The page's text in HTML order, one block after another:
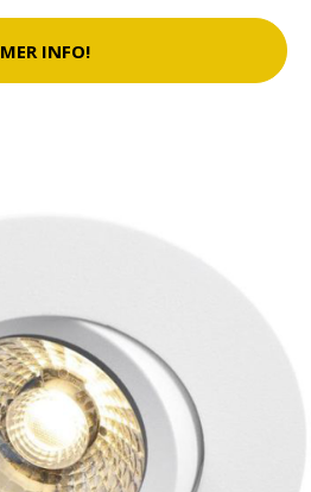
MER INFO!